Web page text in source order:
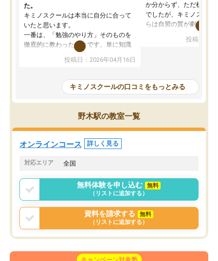
た。
キミノスクールは本当に自分に合って
いたと思います。
一番は、「勉強のやり方」そのものを
徹底的に教わったことです。単に知識
を詰め込むのではなく、自学自習の習
慣が身につくよう並走してくれるの
はなくなりました。
講師の方との距離も近く、親身なコー
チングのおかげで、停滞期もモチベー
ションを維持できました。「やらされ
る勉強」から「目標のための勉強」へ
意識が変わったことが、目標校への合
投稿日：2026年04月16日
か分からず、ただ机に座
でしたが、キミノスクー
らは自習の質が劇的に変
を明確にしてくれるの
の仕方をコーチングして
ルなので、家での学習習
身につきました。結果と
た。自分から学ぶ姿勢を
投稿日：
キミノスクールの口コミをもっとみる
野木駅の教室一覧
オンラインコース 詳しく見る
対応エリア 全国
無料体験を申し込む
無料
（リストに追加する）
資料を請求する
無料
（リストに追加する）